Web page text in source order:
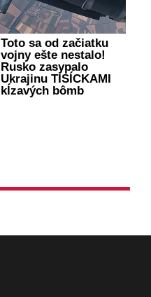
Toto sa od začiatku
vojny ešte nestalo!
Rusko zasypalo
Ukrajinu TISÍCKAMI
kĺzavých bômb